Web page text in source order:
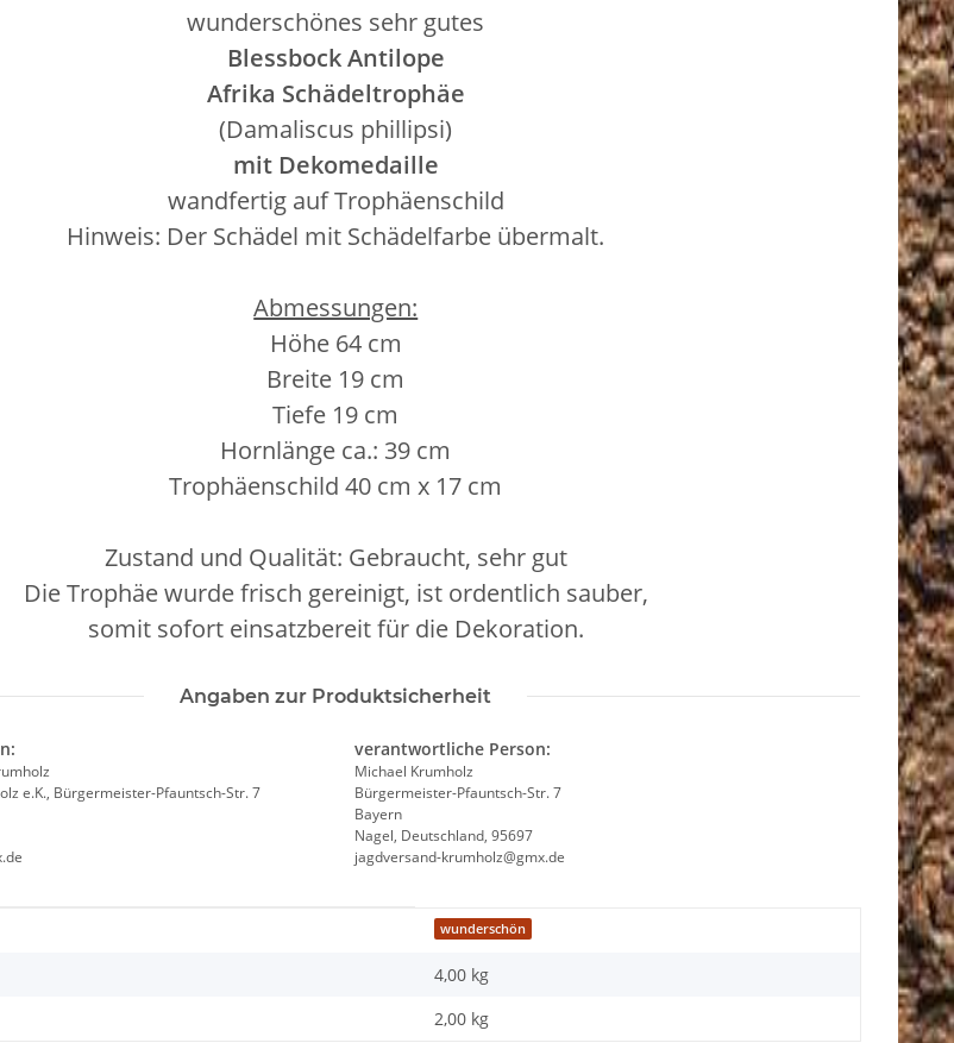
wunderschönes sehr gutes
Blessbock Antilope
Afrika Schädeltrophäe
(Damaliscus phillipsi)
mit Dekomedaille
wandfertig auf Trophäenschild
Hinweis: Der Schädel mit Schädelfarbe übermalt.
Abmessungen:
Höhe 64 cm
Breite 19 cm
Tiefe 19 cm
Hornlänge ca.: 39 cm
Trophäenschild 40 cm x 17 cm
Zustand und Qualität: Gebraucht, sehr gut
Die Trophäe wurde frisch gereinigt, ist ordentlich sauber,
somit sofort einsatzbereit für die Dekoration.
Angaben zur Produktsicherheit
e.K., Bürgermeister-Pfauntsch-Str. 7
verantwortliche Person:
Michael Krumholz
Bürgermeister-Pfauntsch-Str. 7
Bayern
Nagel, Deutschland, 95697
jagdversand-krumholz@gmx.de
wunderschön
4,00 kg
2,00 kg